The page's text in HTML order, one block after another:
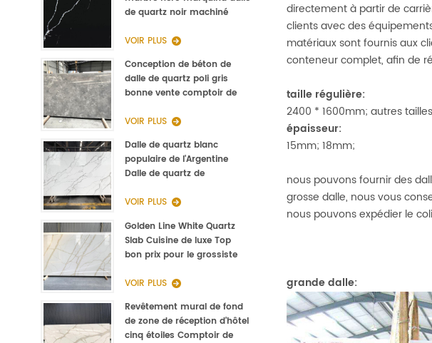
directement à partir de
clients avec des
matériaux sont fournis aux
conteneur complet, afin de
taille régulière:
2400 * 1600mm; autres
épaisseur:
15mm; 18mm;
nous pouvons fournir des
grosse dalle, nous vous
nous pouvons expédier le
grande dalle:
de quartz noir machiné
VOIR PLUS
Conception de béton de
dalle de quartz poli gris
bonne vente comptoir de
VOIR PLUS
Dalle de quartz blanc
populaire de l'Argentine
Dalle de quartz de
3000 * 1400 * 20mm
VOIR PLUS
Golden Line White Quartz
Slab Cuisine de luxe Top
bon prix pour le grossiste
VOIR PLUS
Revêtement mural de fond
de zone de réception d'hôtel
cinq étoiles Comptoir de